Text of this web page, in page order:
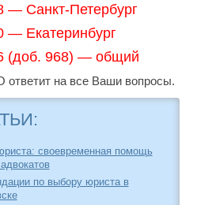
— Санкт-Петербург
— Екатеринбург
(доб. 968) — общий
на все Ваши вопросы.
своевременная помощь
по выбору юриста в